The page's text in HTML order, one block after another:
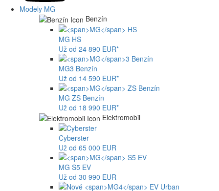
Modely MG
Benzín
MG HS
Už od 24 890 EUR*
MG3 Benzín
Už od 14 590 EUR*
MG ZS Benzín
Už od 18 990 EUR*
Elektromobil
Cyberster
Už od 65 000 EUR
MG S5 EV
Už od 30 990 EUR